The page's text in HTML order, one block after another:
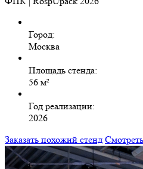
Город:
Москва
Площадь стенда:
56 м²
Год реализации:
2026
Заказать похожий стенд